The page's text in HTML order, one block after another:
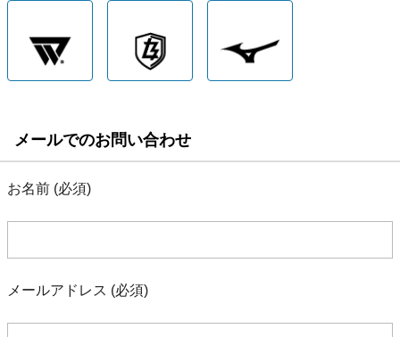
メールでのお問い合わせ
お名前 (必須)
メールアドレス (必須)